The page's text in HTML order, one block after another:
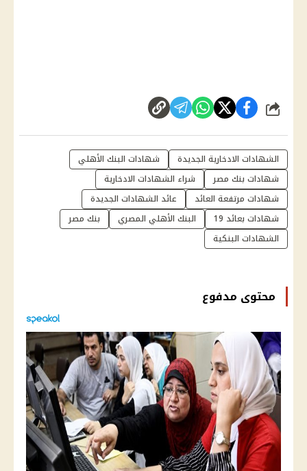
شارك
الشهادات الادخارية الجديدة
شهادات البنك الأهلي
شهادات بنك مصر
شراء الشهادات الادخارية
شهادات مرتفعة العائد
عائد الشهادات الجديدة
شهادات بعائد 19
البنك الأهلي المصري
بنك مصر
الشهادات البنكية
محتوى مدفوع